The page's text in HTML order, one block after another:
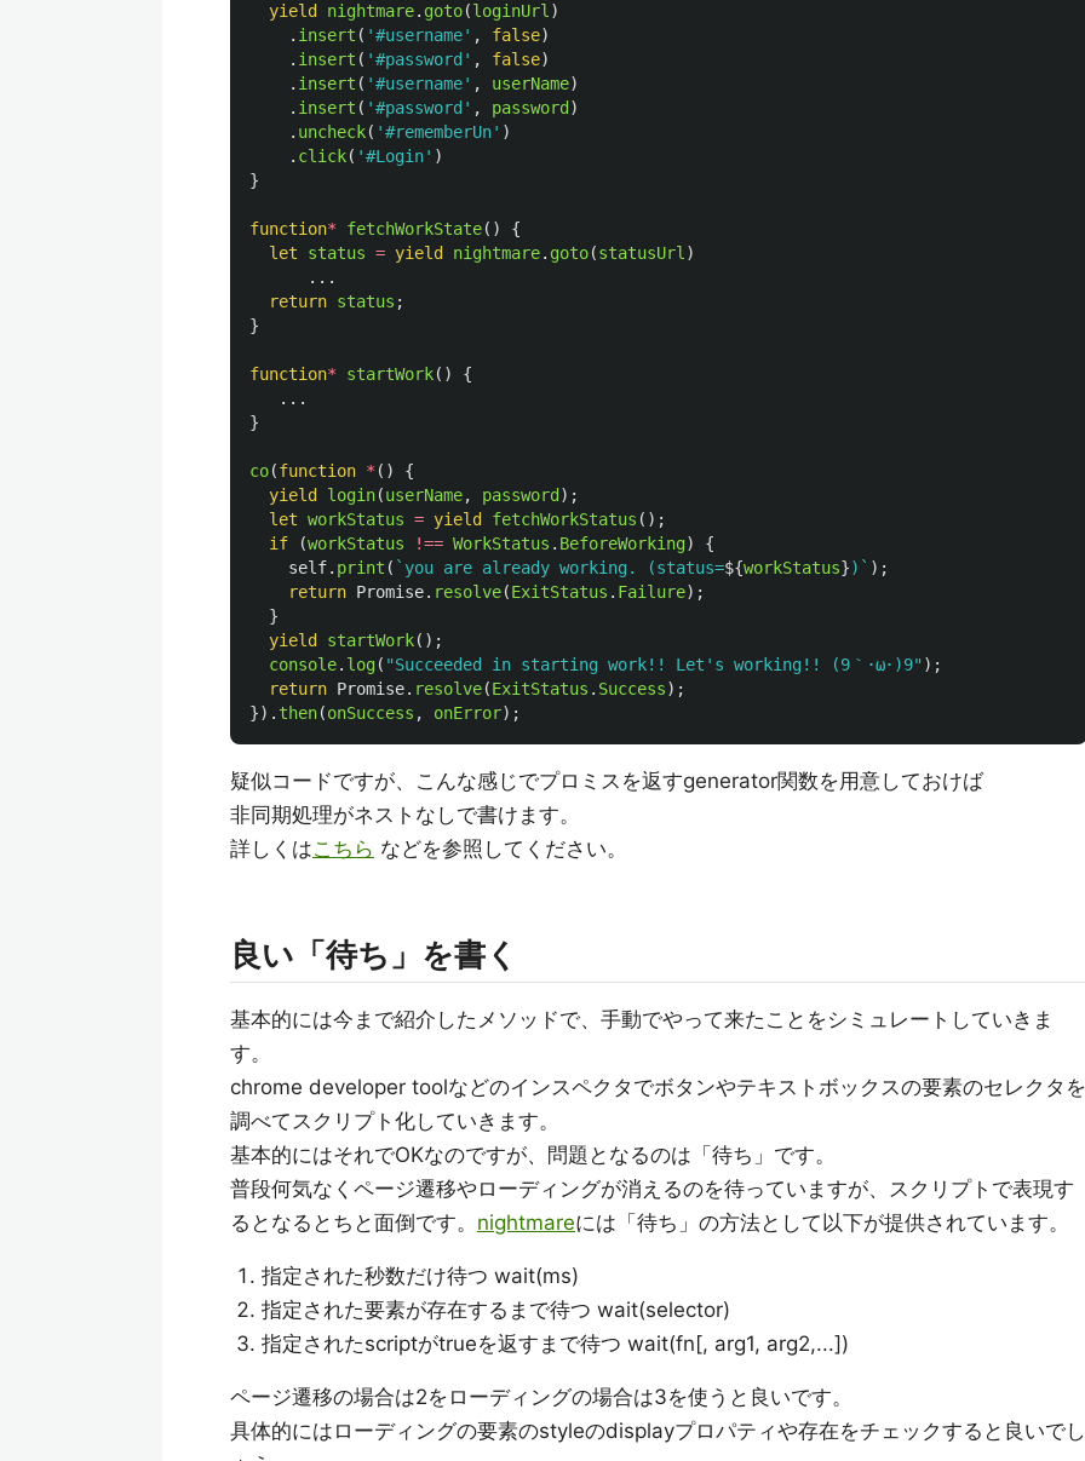
yield
nightmare. goto(loginUrl )
. insert ( '#username' , false)
. insert ( '#password ' , false)
. insert ( '#username' , userName)
. insert ( '#password ' , password )
. uncheck( '#rememberUn' )
. click( '#Login' )
}
function* fetchWorkState()
{
let
status = yield nightmare. goto(statusUrl )
...
return status ;
}
function* startWork()
{
...
}
co(function * ()
{
yield
login(userName, password );
let workStatus = yield fetchWorkStatus ();
if
(workStatus !== WorkStatus . BeforeWorking)
{
self. print ( `you are already working. (status=${workStatus})` );
return Promise. resolve(ExitStatus . Failure);
}
yield
startWork();
console. log( "Succeeded in starting work!! Let's working!! (9｀･ω･)9" );
return Promise. resolve(ExitStatus . Success);
}). then(onSuccess , onError);
疑似コードですが、こんな感じでプロミスを返すgenerator関数を用意しておけば
非同期処理がネストなしで書けます。
詳しくはこちら などを参照してください。
良い「待ち」を書く
基本的には今まで紹介したメソッドで、手動でやって来たことをシミュレートしていきま
す。
chrome developer toolなどのインスペクタでボタンやテキストボックスの要素のセレクタを
調べてスクリプト化していきます。
基本的にはそれでOKなのですが、問題となるのは「待ち」です。
普段何気なくページ遷移やローディングが消えるのを待っていますが、スクリプトで表現す
るとなるとちと面倒です。 nightmareには「待ち」の方法として以下が提供されています。
指定された秒数だけ待つ wait(ms)
指定された要素が存在するまで待つ wait(selector)
指定されたscriptがtrueを返すまで待つ wait(fn[, arg1, arg2,...])
ページ遷移の場合は2をローディングの場合は3を使うと良いです。
具体的にはローディングの要素のstyleのdisplayプロパティや存在をチェックすると良いでし